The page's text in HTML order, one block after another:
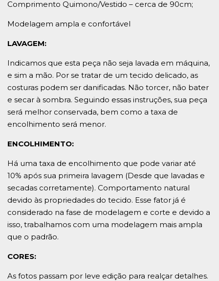
Comprimento Quimono/Vestido – cerca de 90cm;
Modelagem ampla e confortável
LAVAGEM:
Indicamos que esta peça não seja lavada em máquina,
e sim a mão. Por se tratar de um tecido delicado, as
costuras podem ser danificadas. Não torcer, não bater
e secar à sombra. Seguindo essas instruções, sua peça
será melhor conservada, bem como a taxa de
encolhimento será menor.
ENCOLHIMENTO:
Há uma taxa de encolhimento que pode variar até
10% após sua primeira lavagem (Desde que lavadas e
secadas corretamente). Comportamento natural
devido às propriedades do tecido. Esse fator já é
considerado na fase de modelagem e corte e devido a
isso, trabalhamos com uma modelagem mais ampla
que o padrão.
CORES:
As fotos passam por leve edição para realçar detalhes.